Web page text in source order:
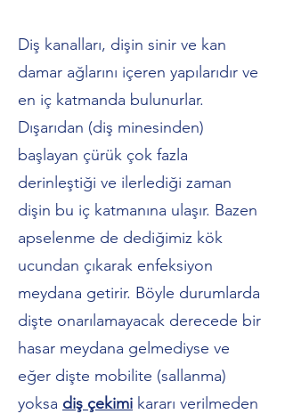
Diş kanalları, dişin sinir ve kan
damar ağlarını içeren yapılarıdır ve
en iç katmanda bulunurlar.
Dışarıdan (diş minesinden)
başlayan çürük çok fazla
derinleştiği ve ilerlediği zaman
dişin bu iç katmanına ulaşır. Bazen
apselenme de dediğimiz kök
ucundan çıkarak enfeksiyon
meydana getirir. Böyle durumlarda
dişte onarılamayacak derecede bir
hasar meydana gelmediyse ve
eğer dişte mobilite (sallanma)
yoksa diş çekimi kararı verilmeden